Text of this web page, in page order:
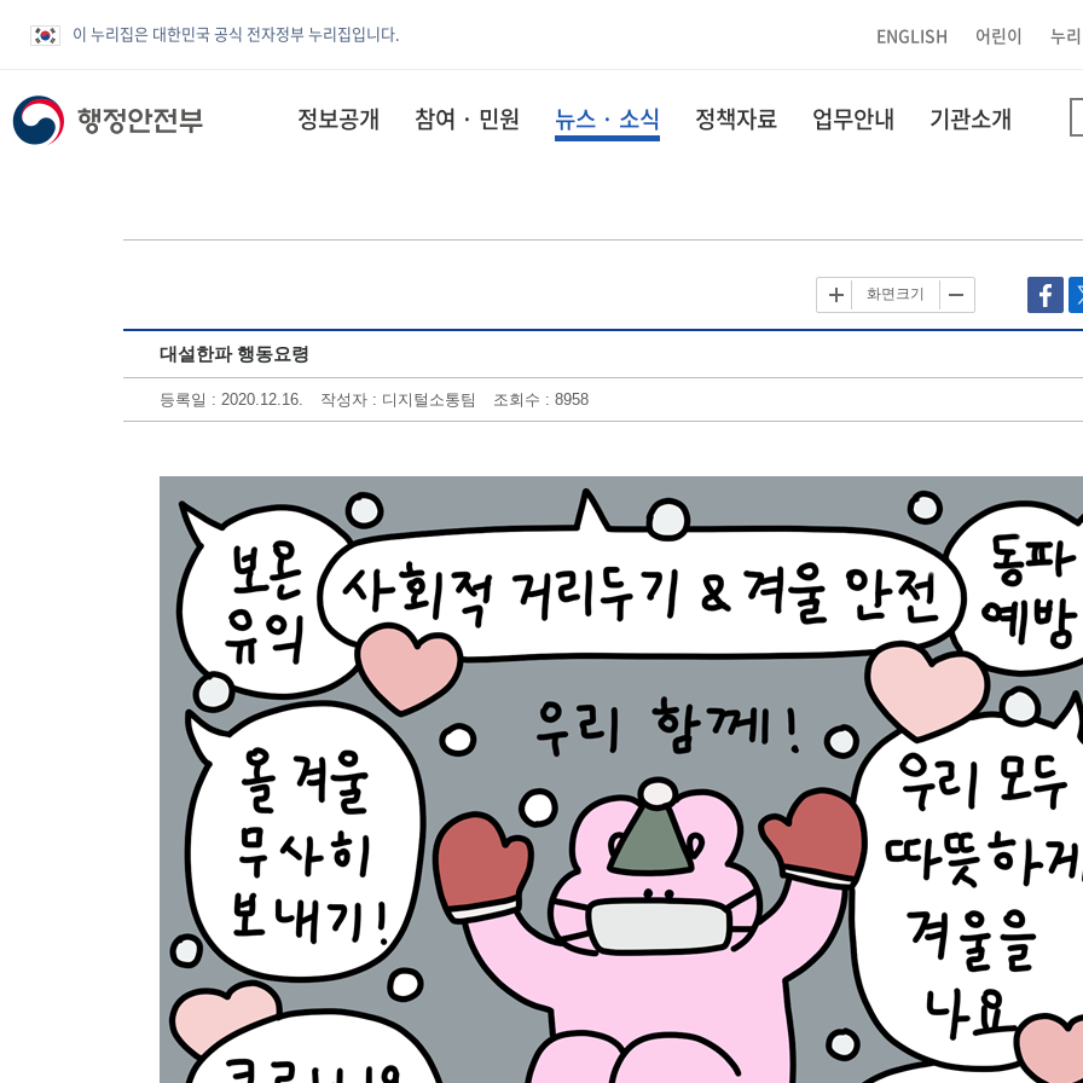
이 누리집은 대한민국 공식 전자정부 누리집입니다. ENGLISH 어린이 누
정보공개 참여 · 민원 뉴스 · 소식 정책자료 업무안내 기관소개
화면크기
대설한파 행동요령
등록일 : 2020.12.16. 작성자 : 디지털소통팀 조회수 : 8958